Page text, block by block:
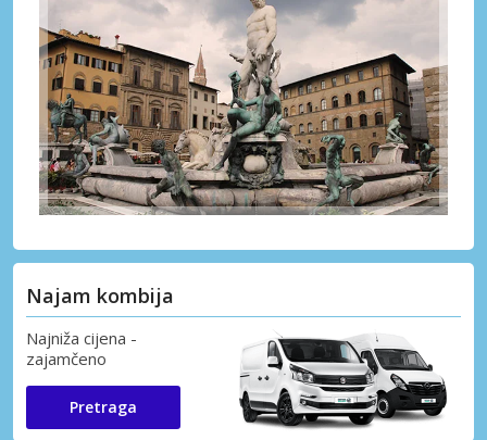
Najam kombija
Najniža cijena -
zajamčeno
Pretraga